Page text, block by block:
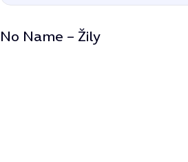
No Name – Žily